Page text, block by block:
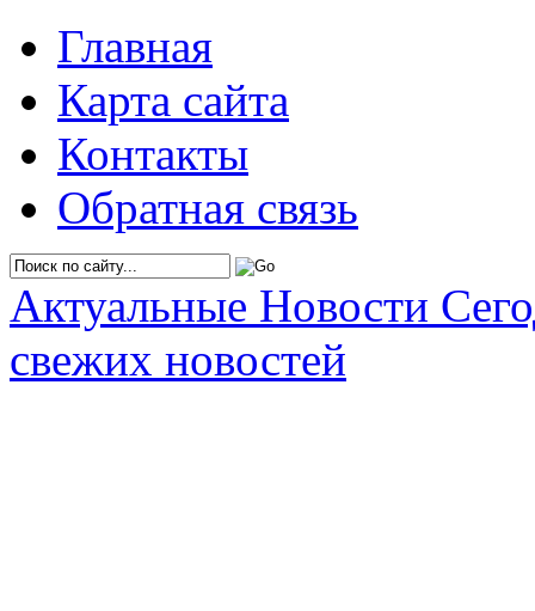
Главная
Карта сайта
Контакты
Обратная связь
Актуальные Новости
свежих новостей